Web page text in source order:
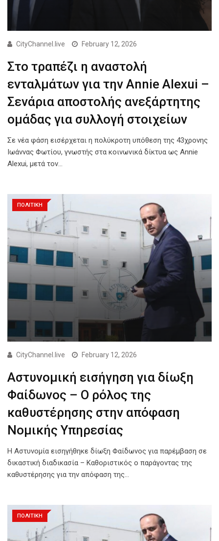
CityChannel.live February 12, 2026
Στο τραπέζι η αναστολή
ενταλμάτων για την Annie Alexui –
Σενάρια αποστολής ανεξάρτητης
ομάδας για συλλογή στοιχείων
Σε νέα φάση εισέρχεται η πολύκροτη υπόθεση της 43χρονης
Ιωάννας Φωτίου, γνωστής στα κοινωνικά δίκτυα ως Annie
Alexui, μετά τον…
ΠΟΛΙΤΙΚΗ
CityChannel.live February 12, 2026
Αστυνομική εισήγηση για δίωξη
Φαίδωνος – Ο ρόλος της
καθυστέρησης στην απόφαση
Νομικής Υπηρεσίας
Η Αστυνομία εισηγήθηκε δίωξη Φαίδωνος για παρέμβαση σε
δικαστική διαδικασία – Καθοριστικός ο παράγοντας της
καθυστέρησης για την απόφαση της…
ΠΟΛΙΤΙΚΗ